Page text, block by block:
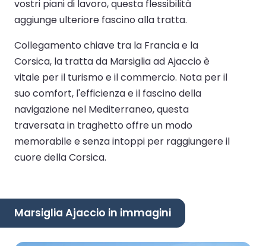
vostri piani di lavoro, questa flessibilità
aggiunge ulteriore fascino alla tratta.
Collegamento chiave tra la Francia e la
Corsica, la tratta da Marsiglia ad Ajaccio è
vitale per il turismo e il commercio. Nota per il
suo comfort, l'efficienza e il fascino della
navigazione nel Mediterraneo, questa
traversata in traghetto offre un modo
memorabile e senza intoppi per raggiungere il
cuore della Corsica.
Marsiglia Ajaccio in immagini